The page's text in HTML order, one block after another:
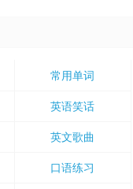
常用单词
英语笑话
英文歌曲
口语练习